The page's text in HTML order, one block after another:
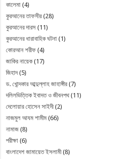
কালেমা (4)
কুরআনের তাফসীর (28)
কুরআনের দারস (11)
কুরআনের ধারাবাহিক ঘটনা (1)
কোরআন শরীফ (4)
জাকির নায়েক(17)
জিহাদ(5)
ড. খোন্দকার আব্দুল্লাহ জাহাঙ্গীর (7)
দলিলভিত্তিক ইবাদত ও জীবনপথ(11)
দেলোয়ার হোসেন সাইদী(2)
নাজমুল আযম শামীম (66)
নামাজ (8)
পরীক্ষা (6)
বাংলাদেশ জামায়েত ইসলামী(8)